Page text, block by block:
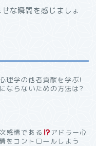
な瞬間を感じましょ
理学の他者貢献を学ぶ!
ならないための方法は?
感情である
アドラー心
をコントロールしよう